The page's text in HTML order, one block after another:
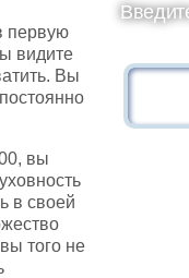
первую
видите
Вы
вы
в своей
того не